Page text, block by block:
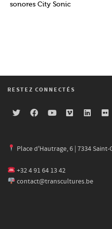
sonores City Sonic
RESTEZ CONNECTÉS
Place d'Hautrage, 6 | 7334
+32 4 91 64 13 42
contact@transcultures.be